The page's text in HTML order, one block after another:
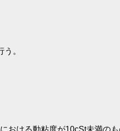
。
ける動粘度が10cSt未満の